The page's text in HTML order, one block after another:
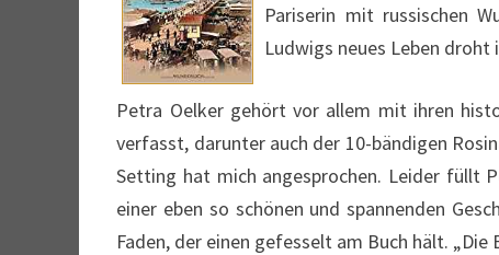
Pariserin mit russischen
Ludwigs neues Leben
Petra Oelker gehört vor allem mit ihren
verfasst, darunter auch der 10-bändigen
Setting hat mich angesprochen. Leider füllt
einer eben so schönen und spannenden
Faden, der einen gefesselt am Buch hält.